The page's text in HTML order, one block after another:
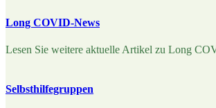
Long COVID-News
Lesen Sie weitere aktuelle Artikel zu Long
Selbsthilfegruppen